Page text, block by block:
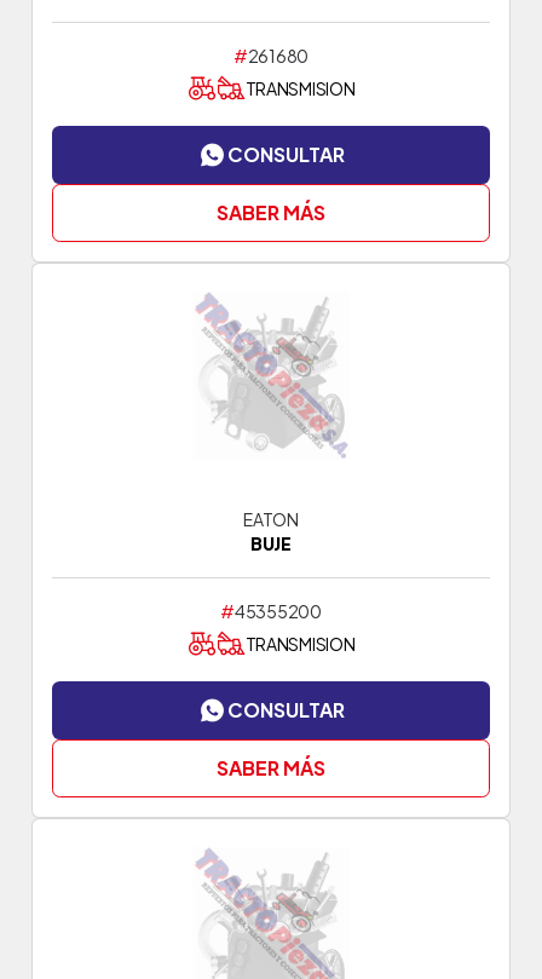
#261680
TRANSMISION
CONSULTAR
SABER MÁS
EATON
BUJE
#45355200
TRANSMISION
CONSULTAR
SABER MÁS